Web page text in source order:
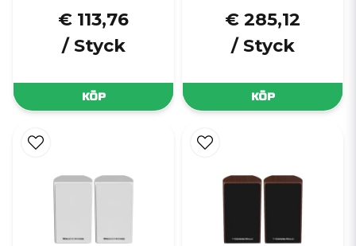
€ 113,76
/ Styck
KÖP
€ 285,12
/ Styck
KÖP